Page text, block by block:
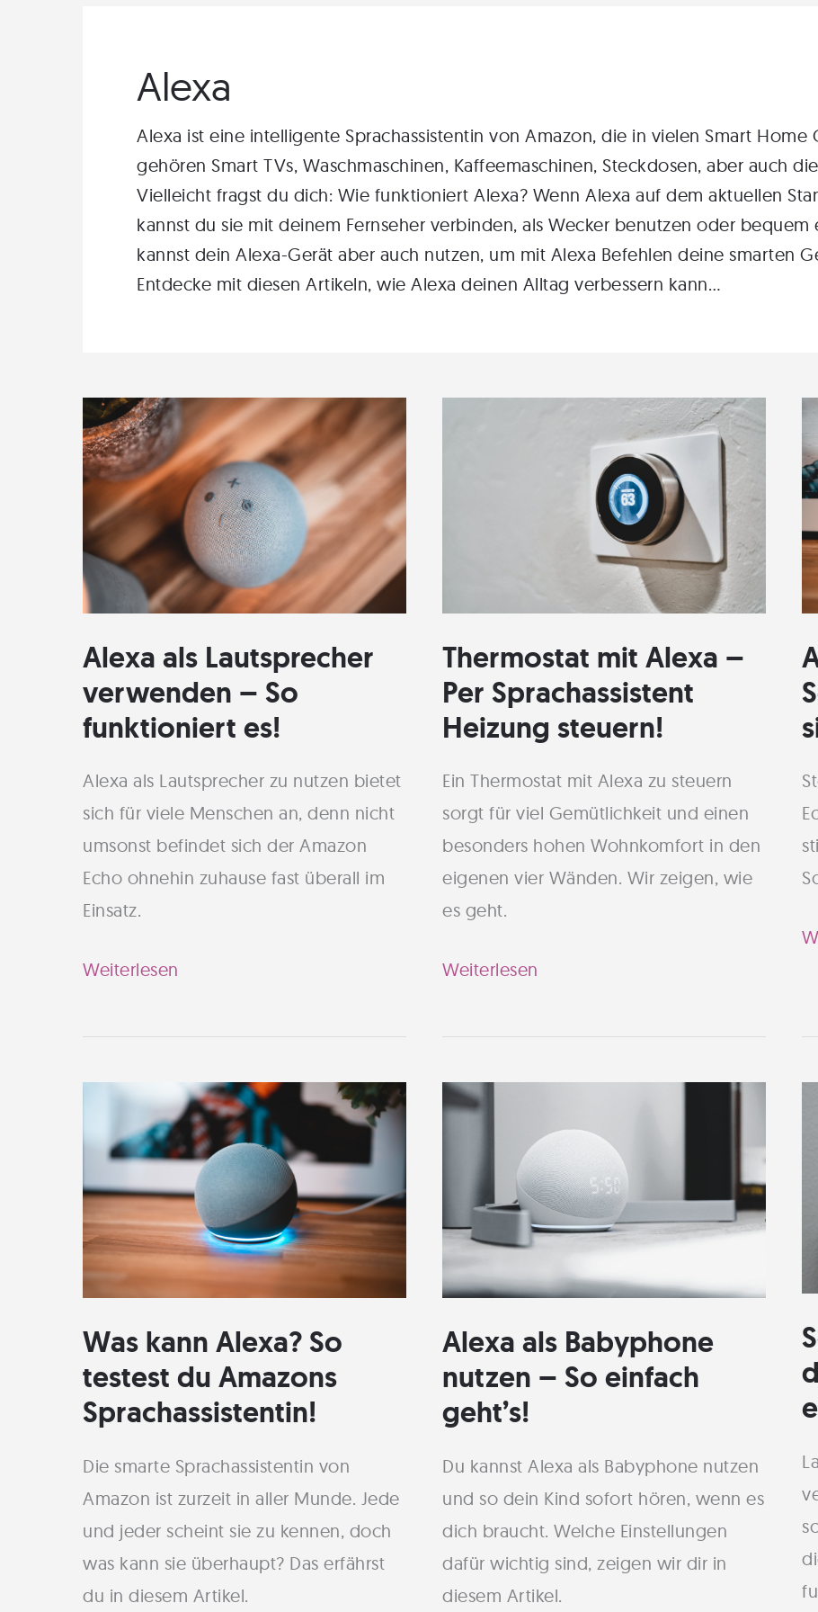
Alexa
Alexa ist eine intelligente Sprachassistentin von Amazon, die in vielen Smart Home
gehören Smart TVs, Waschmaschinen, Kaffeemaschinen, Steckdosen, aber auch
Vielleicht fragst du dich: Wie funktioniert Alexa? Wenn Alexa auf dem aktuellen
kannst du sie mit deinem Fernseher verbinden, als Wecker benutzen oder bequem
kannst dein Alexa-Gerät aber auch nutzen, um mit Alexa Befehlen deine smarten
Entdecke mit diesen Artikeln, wie Alexa deinen Alltag verbessern kann…
Alexa als Lautsprecher
verwenden – So
funktioniert es!
Alexa als Lautsprecher zu nutzen bietet
sich für viele Menschen an, denn nicht
umsonst befindet sich der Amazon
Echo ohnehin zuhause fast überall im
Einsatz.
Alexa
funktioniert
es!
Weiterlesen
Thermostat mit Alexa –
Per Sprachassistent
Heizung steuern!
Ein Thermostat mit Alexa zu steuern
sorgt für viel Gemütlichkeit und einen
besonders hohen Wohnkomfort in den
eigenen vier Wänden. Wir zeigen, wie
es geht.
Thermostat
Per
Sprachassistent
Weiterlesen
Was kann Alexa? So
testest du Amazons
Sprachassistentin!
Die smarte Sprachassistentin von
Amazon ist zurzeit in aller Munde. Jede
und jeder scheint sie zu kennen, doch
was kann sie überhaupt? Das erfährst
du in diesem Artikel.
Alexa als Babyphone
nutzen – So einfach
geht’s!
Du kannst Alexa als Babyphone nutzen
und so dein Kind sofort hören, wenn es
dich braucht. Welche Einstellungen
dafür wichtig sind, zeigen wir dir in
diesem Artikel.